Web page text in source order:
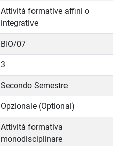
Attività formative affini o
integrative
BIO/07
3
Secondo Semestre
Opzionale (Optional)
Attività formativa
monodisciplinare